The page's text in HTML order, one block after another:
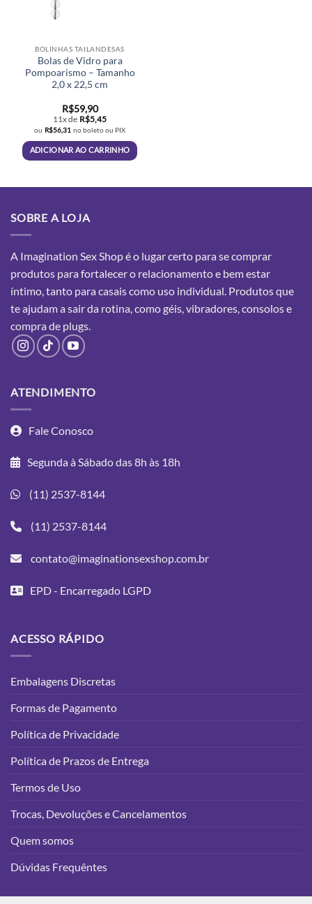
BOLINHAS TAILANDESAS
Bolas de Vidro para
Pompoarismo – Tamanho
2,0 x 22,5 cm
R$59,90
11x de R$5,45
ou R$56,31 no boleto ou PIX
ADICIONAR AO CARRINHO
SOBRE A LOJA
A Imagination Sex Shop é o lugar certo para se comprar
produtos para fortalecer o relacionamento e bem estar
íntimo, tanto para casais como uso individual. Produtos que
te ajudam a sair da rotina, como géis, vibradores, consolos e
comprade plugs.
ATENDIMENTO
Fale Conosco
Segunda à Sábado das 8h às 18h
(11) 2537-8144
(11) 2537-8144
contato@imaginationsexshop.com.br
EPD - Encarregado LGPD
ACESSO RÁPIDO
Embalagens Discretas
Formas de Pagamento
Política de Privacidade
Política de Prazos de Entrega
Termos de Uso
Trocas, Devoluções e Cancelamentos
Quem somos
Dúvidas Frequêntes